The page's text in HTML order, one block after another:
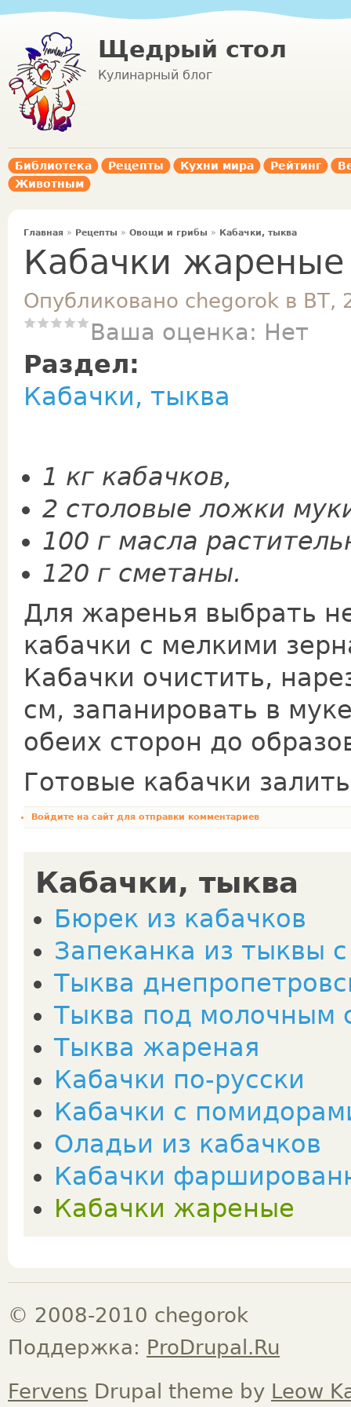
Щедрый стол
Кулинарный блог
Библиотека Рецепты Кухни мира Рейтинг
Животным
Главная » Рецепты » Овощи и грибы » Кабачки, тыква
Кабачки жареные
Опубликовано chegorok в ВТ,
Ваша оценка: Нет
Раздел:
Кабачки, тыква
1 кг кабачков,
2 столовые ложки
100 г масла
120 г сметаны.
Для жаренья выбрать
кабачки с мелкими
Кабачки очистить,
см, запанировать в
обеих сторон до
Готовые кабачки
Войдите на сайтдля отправки комментариев
Кабачки, тыква
Бюрек из кабачков
Запеканка из тыквы
Тыква
Тыква под молочным
Тыква жареная
Кабачки по-русски
Кабачки с
Оладьи из кабачков
Кабачки
Кабачки жареные
© 2008-2010 chegorok
Поддержка: ProDrupal.Ru
Fervens Drupal theme by Leow